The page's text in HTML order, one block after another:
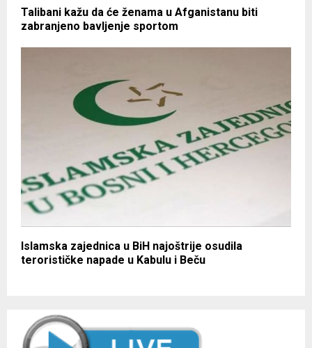
Talibani kažu da će ženama u Afganistanu biti
zabranjeno bavljenje sportom
Islamska zajednica u BiH najoštrije osudila
terorističke napade u Kabulu i Beču